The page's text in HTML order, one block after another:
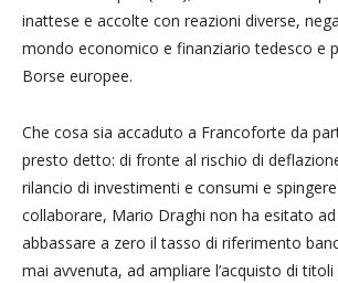
inattese e accolte con reazioni diverse,
mondo economico e finanziario tedesco e
Borse europee.
Che cosa sia accaduto a Francoforte da
presto detto: di fronte al rischio di
rilancio di investimenti e consumi e
collaborare, Mario Draghi non ha esitato
abbassare a zero il tasso di riferimento
mai avvenuta, ad ampliare l’acquisto di